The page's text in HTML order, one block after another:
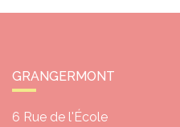
GRANGERMONT
6 Rue de l'École